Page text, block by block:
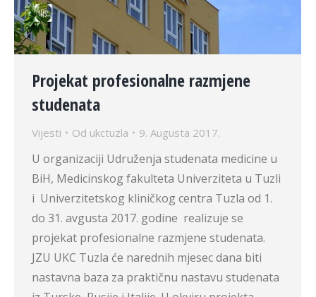
Projekat profesionalne razmjene
studenata
Vijesti Od ukctuzla 9. Augusta 2017.
U organizaciji Udruženja studenata medicine u
BiH, Medicinskog fakulteta Univerziteta u Tuzli
i Univerzitetskog kliničkog centra Tuzla od 1.
do 31. avgusta 2017. godine realizuje se
projekat profesionalne razmjene studenata.
JZU UKC Tuzla će narednih mjesec dana biti
nastavna baza za praktičnu nastavu studenata